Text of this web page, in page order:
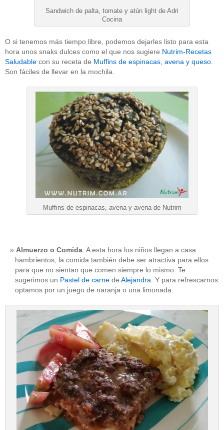
Sandwich de palta, tomate y atún light de Adri
Cocina
O si tenemos más tiempo libre, podemos dejarles listo para esta
hora unos snaks dulces como el que nos sugiere Nutrim-Recetas
Saludable con su receta de Muffins de espinacas, avena y queso.
Son fáciles de llevar en la mochila.
Muffins de espinacas, avena y avena de Nutrim
Almuerzo o Comida: A esta hora los niños llegan a casa
hambrientos, la comida también debe ser atractiva para ellos
para que no sientan que comen siempre lo mismo. Te
sugerimos un Pastel de carne de Alejandra . Y para refrescarnos
optamos por un juego de naranja o una limonada.